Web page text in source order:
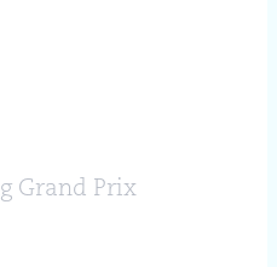
Grand Prix